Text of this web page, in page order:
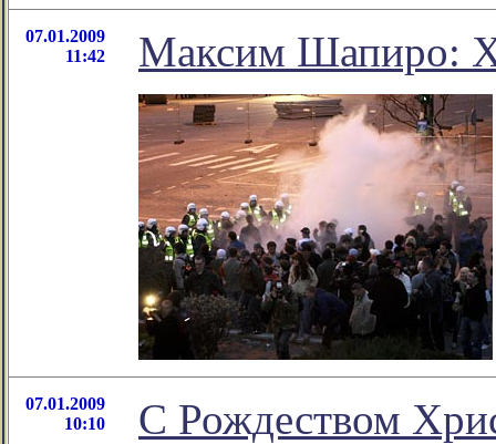
07.01.2009
11:42
Максим Шапиро:
07.01.2009
10:10
С Рождеством